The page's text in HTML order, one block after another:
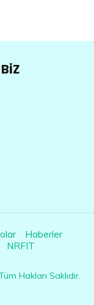
Haberler
NRFIT
Hakları Saklıdır.